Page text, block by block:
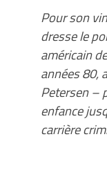
Pour son
dresse le
américain
années 80,
Petersen –
enfance
carrière